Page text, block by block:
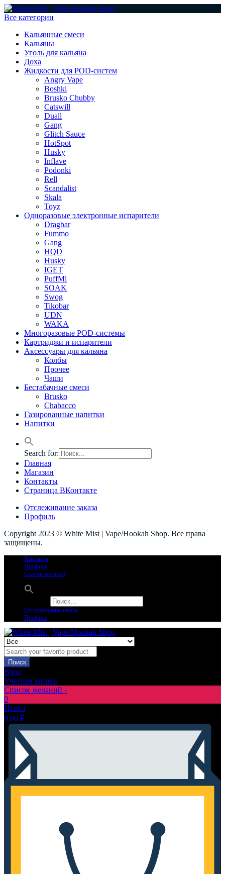
Все категории
Кальянные смеси
Кальяны
Уголь для кальяна
Доха
Жидкости для POD-систем
Angry Vape
Boshki
Brusko Chubby
Catswill
Duall
Gang
Glitch Sauce
HotSpot
Husky
Inflave
Podonki
Rell
Scandalist
Skala
Toyz
Одноразовые электронные испарители
Dragbar
Fummo
Gang
HQD
Husky
IGET
PuffMi
SOAK
Swog
Tikobar
UDN
WAKA
Многоразовые POD-системы
Картриджи и испарители
Аксессуары для кальяна
Колбы
Прочее
Чаши
Бестабачные смеси
Brusko
Chabacco
Газированные напитки
Напитки
Search for:
Главная
Магазин
Контакты
Страница ВКонтакте
Отслеживание заказа
Профиль
Copyright 2023 © White Mist | Vape/Hookah Shop. Все права
защищены.
Контакты
Профиль
Список желаний
Отслеживание заказа
Профиль
Поиск
Вход
Учетная запись
Список желаний -
0
Итого
0,00 ₽